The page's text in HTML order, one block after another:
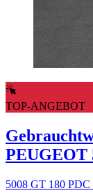
TOP-ANGEBOT
PEUGEOT
5008 GT 180